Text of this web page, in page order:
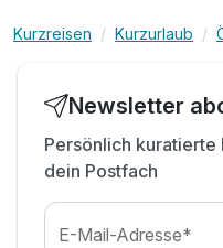
Kurzreisen Kurzurlaub
Newsletter
Persönlich
dein Postfach
E-Mail-Adresse*